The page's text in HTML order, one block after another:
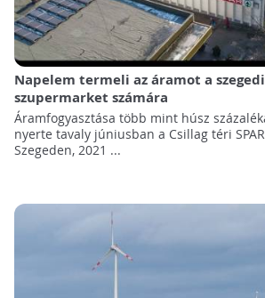
Napelem termeli az áramot a szegedi
szupermarket számára
Áramfogyasztása több mint húsz
nyerte tavaly júniusban a Csillag téri
Szegeden, 2021 ...